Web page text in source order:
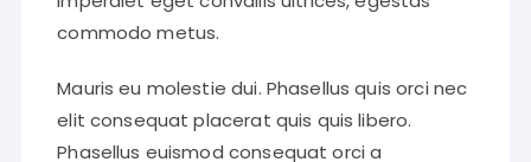
commodo metus.
Mauris eu molestie dui. Phasellus quis orci nec
elit consequat placerat quis quis libero.
Phasellus euismod consequat orci a